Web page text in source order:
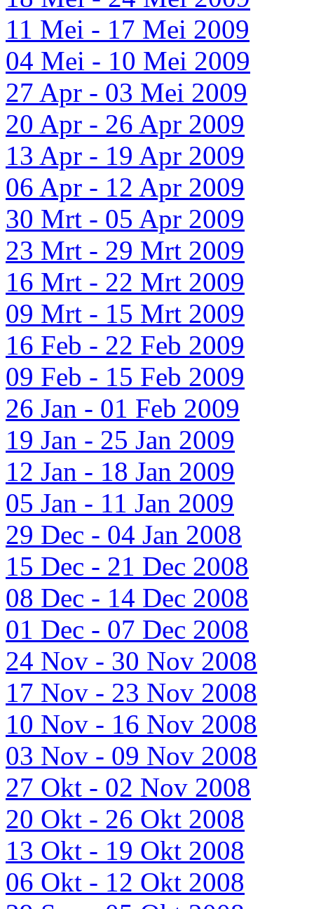
11 Mei - 17 Mei 2009
04 Mei - 10 Mei 2009
27 Apr - 03 Mei 2009
20 Apr - 26 Apr 2009
13 Apr - 19 Apr 2009
06 Apr - 12 Apr 2009
30 Mrt - 05 Apr 2009
23 Mrt - 29 Mrt 2009
16 Mrt - 22 Mrt 2009
09 Mrt - 15 Mrt 2009
16 Feb - 22 Feb 2009
09 Feb - 15 Feb 2009
26 Jan - 01 Feb 2009
19 Jan - 25 Jan 2009
12 Jan - 18 Jan 2009
05 Jan - 11 Jan 2009
29 Dec - 04 Jan 2008
15 Dec - 21 Dec 2008
08 Dec - 14 Dec 2008
01 Dec - 07 Dec 2008
24 Nov - 30 Nov 2008
17 Nov - 23 Nov 2008
10 Nov - 16 Nov 2008
03 Nov - 09 Nov 2008
27 Okt - 02 Nov 2008
20 Okt - 26 Okt 2008
13 Okt - 19 Okt 2008
06 Okt - 12 Okt 2008